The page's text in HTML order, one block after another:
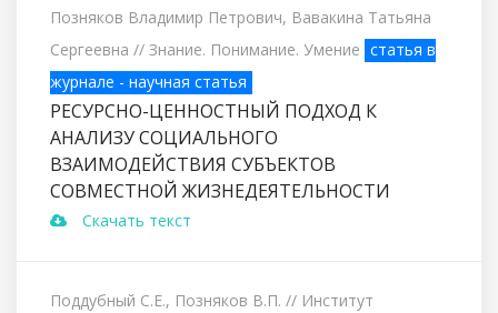
Позняков Владимир Петрович, Вавакина Татьяна
Сергеевна // Знание. Понимание. Умение статья в
журнале - научная статья
РЕСУРСНО-ЦЕННОСТНЫЙ ПОДХОД К
АНАЛИЗУ СОЦИАЛЬНОГО
ВЗАИМОДЕЙСТВИЯ СУБЪЕКТОВ
СОВМЕСТНОЙ ЖИЗНЕДЕЯТЕЛЬНОСТИ
Скачать текст
Поддубный С.Е., Позняков В.П. // Институт